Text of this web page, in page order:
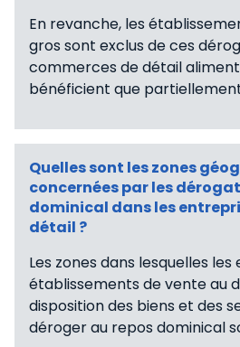
En revanche, les
gros sont exclus de ces
commerces de détail
bénéficient que
Quelles sont les zones
concernées par les
dominical dans les
détail ?
Les zones dans lesquelles
établissements de vente au
disposition des biens et des
déroger au repos dominical